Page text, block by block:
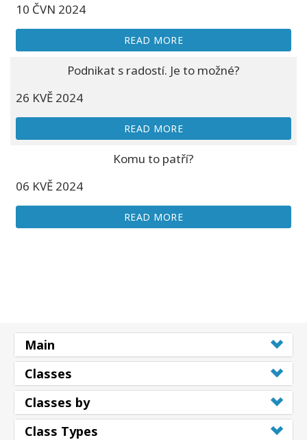
10 ČVN 2024
READ MORE
Podnikat s radostí. Je to možné?
26 KVĚ 2024
READ MORE
Komu to patří?
06 KVĚ 2024
READ MORE
Main
Classes
Classes by
Class Types